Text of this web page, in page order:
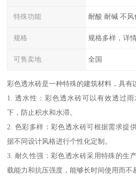
特殊功能 耐酸 耐碱 不风
规格 规格多样，详
可售卖地 全国
彩色透水砖是一种特殊的建筑材料，具有
1. 透水性：彩色透水砖可以有效透过
下，防止积水和水滞。
2. 色彩多样：彩色透水砖可根据需求提
据不同设计风格进行个性化定制。
3. 耐久性强：彩色透水砖采用特殊的生
载能力和抗压强度，能够长时间使用而不